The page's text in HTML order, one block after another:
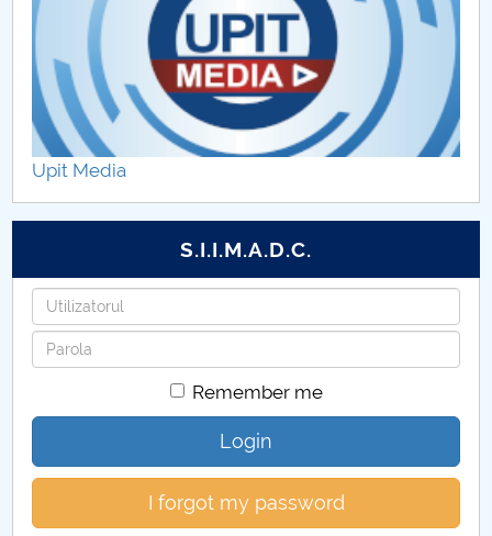
Fise discipline 2024.2025
Asigurarea calitatii
Cercetare-BM
Upit Media
S.I.I.M.A.D.C.
Username
Password
Remember me
Login
I forgot my password